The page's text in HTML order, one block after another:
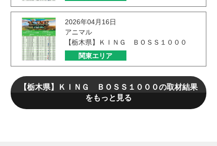
2026年04月16日
アニマル
【栃木県】ＫＩＮＧ ＢＯＳＳ１０００
関東エリア
【栃木県】ＫＩＮＧ ＢＯＳＳ１０００の取材結果
をもっと見る